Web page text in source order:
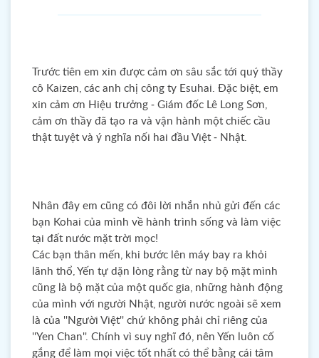
Trước tiên em xin được cảm ơn sâu sắc tới quý thầy
cô Kaizen, các anh chị công ty Esuhai. Đặc biệt, em
xin cảm ơn Hiệu trưởng - Giám đốc Lê Long Sơn,
cảm ơn thầy đã tạo ra và vận hành một chiếc cầu
thật tuyệt và ý nghĩa nối hai đầu Việt - Nhật.
Nhân đây em cũng có đôi lời nhắn nhủ gửi đến các
bạn Kohai của mình về hành trình sống và làm việc
tại đất nước mặt trời mọc!
Các bạn thân mến, khi bước lên máy bay ra khỏi
lãnh thổ, Yến tự dặn lòng rằng từ nay bộ mặt mình
cũng là bộ mặt của một quốc gia, những hành động
của mình với người Nhật, người nước ngoài sẽ xem
là của ''Người Việt'' chứ không phải chỉ riêng của
''Yen Chan''. Chính vì suy nghĩ đó, nên Yến luôn cố
gắng để làm mọi việc tốt nhất có thể bằng cái tâm